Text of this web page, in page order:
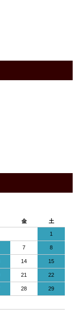
金 土
1
7 8
14 15
21 22
28 29